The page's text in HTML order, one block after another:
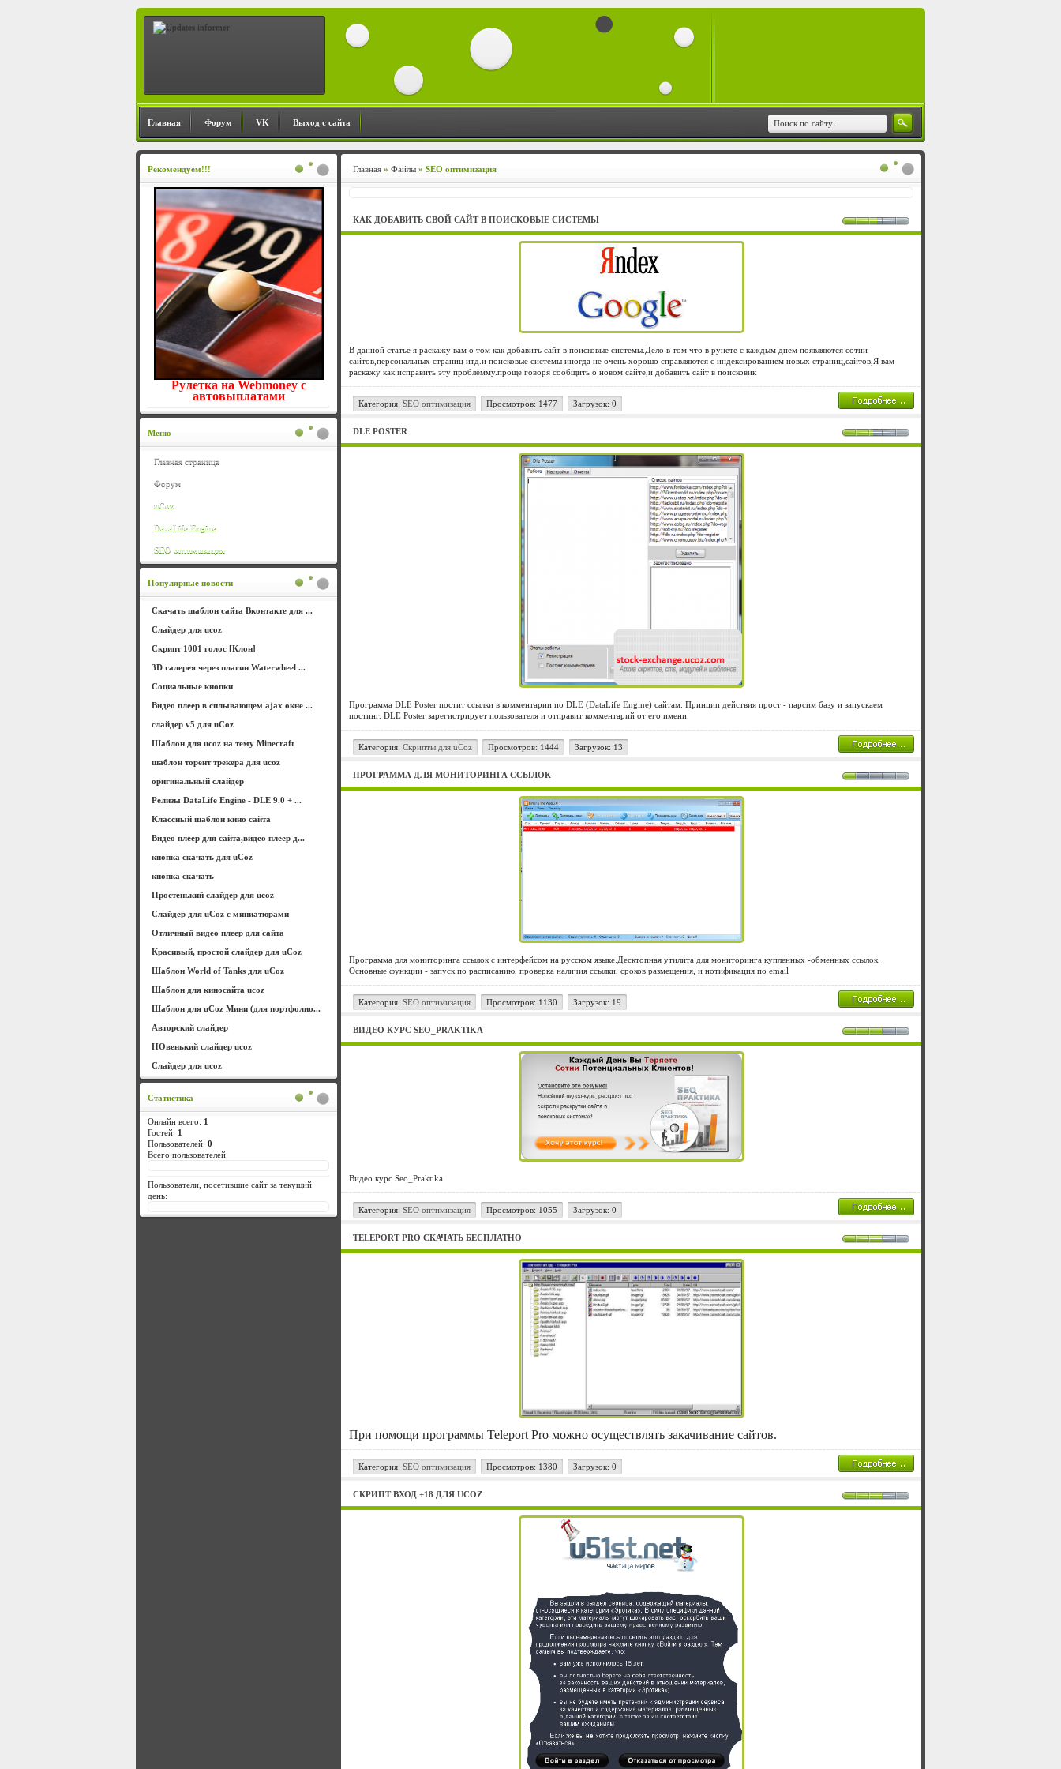
Главная Форум VK Выход с сайта
Главная » Файлы » SEO оптимизация
КАК ДОБАВИТЬ СВОЙ САЙТ В ПОИСКОВЫЕ СИСТЕМЫ
В данной статье я раскажу вам о том как добавить сайт в поисковые системы.Дело в том что в рунете с каждым днем появляются сотни
сайтов,персональных страниц итд.и поисковые системы иногда не очень хорошо справляются с индексированием новых страниц,сайтов,Я вам
раскажу как исправить эту проблемму.проще говоря сообщить о новом сайте,и добавить сайт в поисковик
Категория: SEO оптимизация Просмотров: 1477 Загрузок: 0
DLE POSTER
Программа DLE Poster постит ссылки в комментарии по DLE (DataLife Engine) сайтам. Принцип действия прост - парсим базу и запускаем
постинг. DLE Poster зарегистрирует пользователя и отправит комментарий от его имени.
Категория: Cкрипты для uCoz Просмотров: 1444 Загрузок: 13
ПРОГРАММА ДЛЯ МОНИТОРИНГА ССЫЛОК
Программа для мониторинга ссылок с интерфейсом на русском языке.Десктопная утилита для мониторинга купленных -обменных ссылок.
Основные функции - запуск по расписанию, проверка наличия ссылки, сроков размещения, и нотификация по email
Категория: SEO оптимизация Просмотров: 1130 Загрузок: 19
ВИДЕО КУРС SEO_PRAKTIKA
Видео курс Seo_Praktika
Категория: SEO оптимизация Просмотров: 1055 Загрузок: 0
TELEPORT PRO СКАЧАТЬ БЕСПЛАТНО
При помощи программы Teleport Pro можно осуществлять закачивание сайтов.
Категория: SEO оптимизация Просмотров: 1380 Загрузок: 0
СКРИПТ ВХОД +18 ДЛЯ UCOZ
Рекомендуем!!!
Рулетка на Webmoney с
автовыплатами
Меню
Главная страница
Форум
uCoz
DataLife Engine
SEO оптимизация
Популярные новости
Скачать шаблон сайта Вконтакте для ...
Слайдер для ucoz
Скрипт 1001 голос [Клон]
3D галерея через плагин Waterwheel ...
Социальные кнопки
Видео плеер в сплывающем ajax окне ...
слайдер v5 для uCoz
Шаблон для ucoz на тему Minecraft
шаблон торент трекера для ucoz
оригинальный слайдер
Релизы DataLife Engine - DLE 9.0 + ...
Классный шаблон кино сайта
Видео плеер для сайта,видео плеер д...
кнопка скачать для uCoz
кнопка скачать
Простенький слайдер для ucoz
Слайдер для uCoz с миниатюрами
Отличный видео плеер для сайта
Красивый, простой слайдер для uCoz
Шаблон World of Tanks для uCoz
Шаблон для киносайта ucoz
Шаблон для uCoz Мини (для портфолио...
Авторский слайдер
НОвенький слайдер ucoz
Слайдер для ucoz
Статистика
Онлайн всего: 1
Гостей: 1
Пользователей: 0
Всего пользователей:
Пользователи, посетившие сайт за текущий
день: